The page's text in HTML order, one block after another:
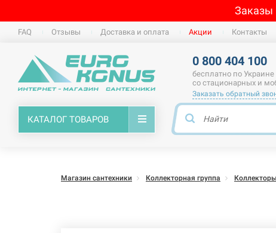
Заказы
FAQ Отзывы Доставка и оплата Акции Контакты
0 800 404 100
бесплатно по Украине
со стационарных и
Заказать обратный
КАТАЛОГ ТОВАРОВ
Магазин сантехники Коллекторная группа Коллекторы